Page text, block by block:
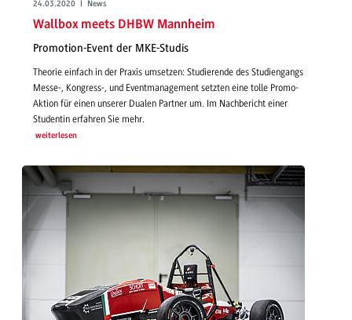
24.03.2020 | News
Wallbox meets DHBW Mannheim
Promotion-Event der MKE-Studis
Theorie einfach in der Praxis umsetzen: Studierende des Studiengangs
Messe-, Kongress-, und Eventmanagement setzten eine tolle Promo-
Aktion für einen unserer Dualen Partner um. Im Nachbericht einer
Studentin erfahren Sie mehr.
weiterlesen